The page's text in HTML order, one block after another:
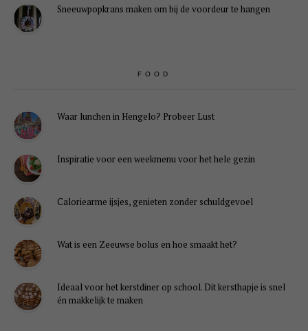
Sneeuwpopkrans maken om bij de voordeur te hangen
FOOD
Waar lunchen in Hengelo? Probeer Lust
Inspiratie voor een weekmenu voor het hele gezin
Caloriearme ijsjes, genieten zonder schuldgevoel
Wat is een Zeeuwse bolus en hoe smaakt het?
Ideaal voor het kerstdiner op school. Dit kersthapje is snel
én makkelijk te maken